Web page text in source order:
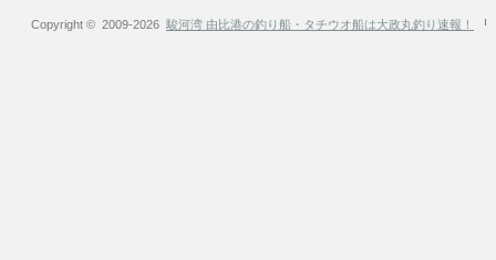
Copyright © 2009-2026 駿河湾 由比港の釣り船・タチウオ船は大政丸釣り速報！